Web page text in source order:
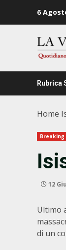
6
Rubrica
Home
Breaking
12
Ultimo
di un